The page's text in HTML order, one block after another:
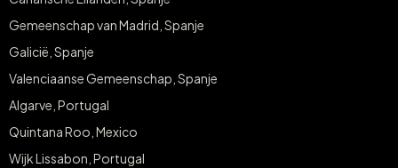
Gemeenschap van Madrid, Spanje
Galicië, Spanje
Valenciaanse Gemeenschap, Spanje
Algarve, Portugal
Quintana Roo, Mexico
Wijk Lissabon, Portugal